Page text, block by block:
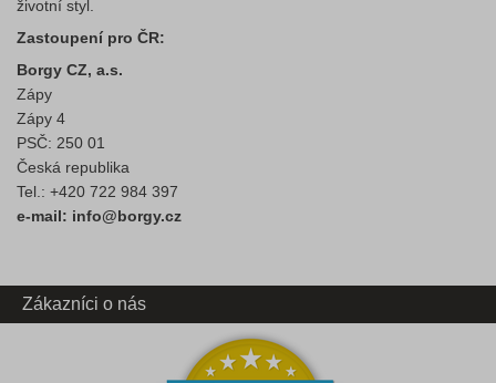
životní styl.
Zastoupení pro ČR:
Borgy CZ, a.s.
Zápy
Zápy 4
PSČ: 250 01
Česká republika
Tel.: +420 722 984 397
e-mail: info@borgy.cz
Zákazníci o nás